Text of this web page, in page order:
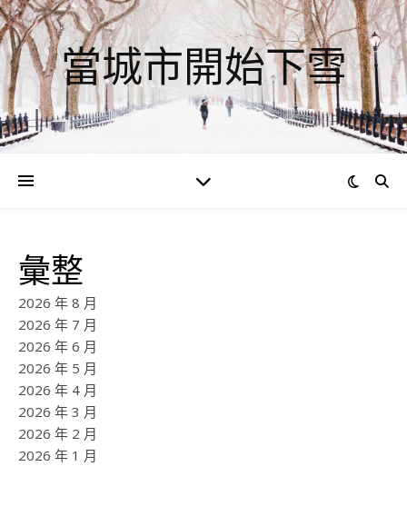
當城市開始下雪
彙整
2026 年 8 月
2026 年 7 月
2026 年 6 月
2026 年 5 月
2026 年 4 月
2026 年 3 月
2026 年 2 月
2026 年 1 月